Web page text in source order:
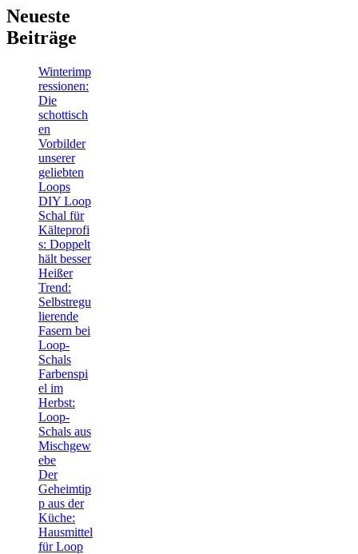
Neueste
Beiträge
Winterimp
ressionen:
Die
schottisch
en
Vorbilder
unserer
geliebten
Loops
DIY Loop
Schal für
Kälteprofi
s: Doppelt
hält besser
Heißer
Trend:
Selbstregu
lierende
Fasern bei
Loop-
Schals
Farbenspi
el im
Herbst:
Loop-
Schals aus
Mischgew
ebe
Der
Geheimtip
p aus der
Küche:
Hausmittel
für Loop